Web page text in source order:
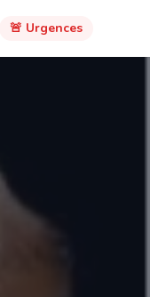
🚨 Urgences